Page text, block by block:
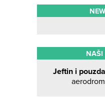
NAŠI
Jeftin i